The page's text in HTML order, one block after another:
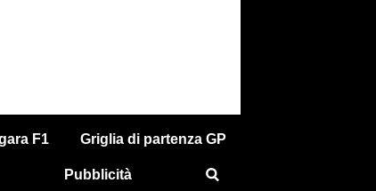
F1 Griglia di partenza GP
Pubblicità